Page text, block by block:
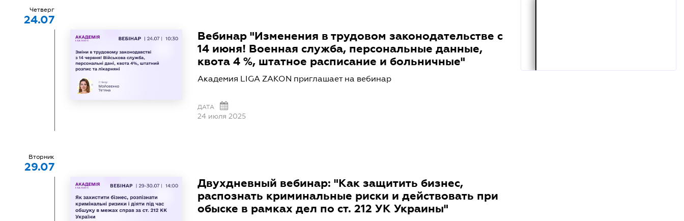
Четверг
24.07
Вебинар "Изменения в трудовом законодательстве с
14 июня! Военная служба, персональные данные,
квота 4 %, штатное расписание и больничные"
Академия LIGA ZAKON приглашает на вебинар
ДАТА
24 июля 2025
Вторник
29.07
Двухдневный вебинар: "Как защитить бизнес,
распознать криминальные риски и действовать при
обыске в рамках дел по ст. 212 УК Украины"